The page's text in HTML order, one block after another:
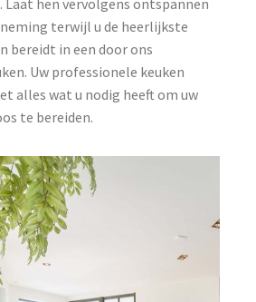
hen vervolgens ontspannen
terwijl u de heerlijkste
bereidt in een door ons
Uw professionele keuken
alles wat u nodig heeft om uw
te bereiden.